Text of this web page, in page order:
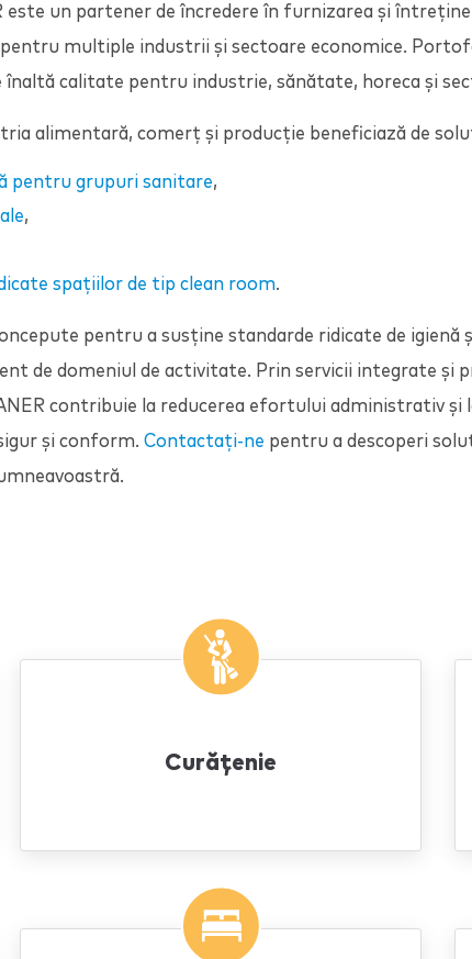
este un partener de încredere în furnizarea și
multiple industrii și sectoare economice.
înaltă calitate pentru industrie, sănătate, horeca și
alimentară, comerț și producție beneficiază de
pentru grupuri sanitare,
,
spațiilor de tip clean room.
pentru a susține standarde ridicate de igienă
de domeniul de activitate. Prin servicii integrate și
contribuie la reducerea efortului administrativ și
și conform. Contactați-ne pentru a descoperi
Curăţenie